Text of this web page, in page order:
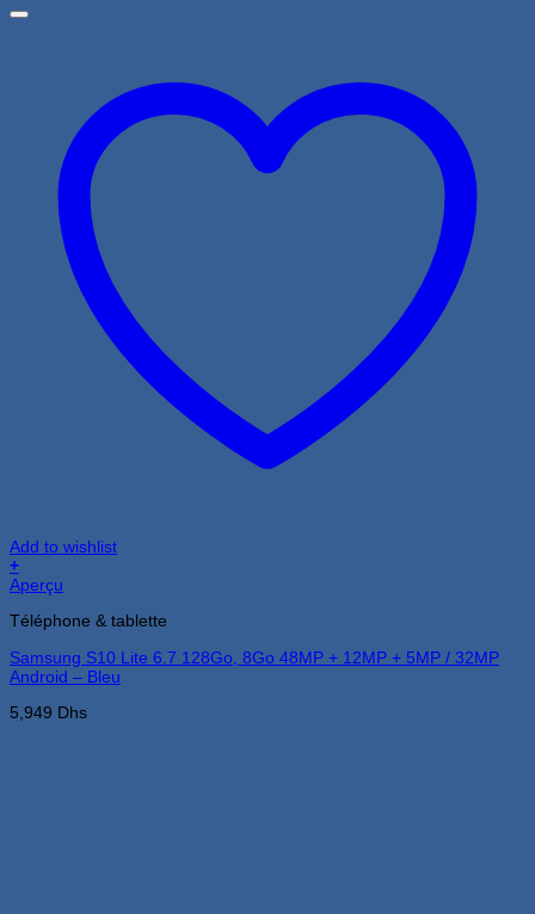
Add to wishlist
+
Aperçu
Téléphone & tablette
Samsung S10 Lite 6.7 128Go, 8Go 48MP + 12MP + 5MP / 32MP
Android – Bleu
5,949 Dhs